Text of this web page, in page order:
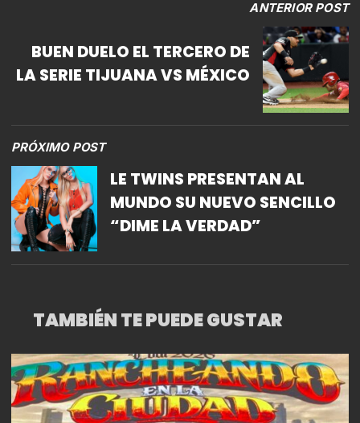
ANTERIOR POST
BUEN DUELO EL TERCERO DE
LA SERIE TIJUANA VS MÉXICO
PRÓXIMO POST
LE TWINS PRESENTAN AL
MUNDO SU NUEVO SENCILLO
“DIME LA VERDAD”
TAMBIÉN TE PUEDE GUSTAR